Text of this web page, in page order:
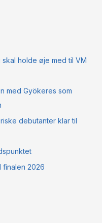
holde øje med til VM
med Gyökeres som
debutanter klar til
finalen 2026